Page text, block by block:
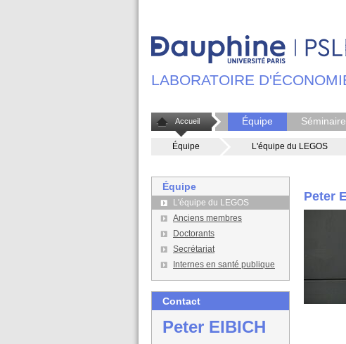
LABORATOIRE
Accueil Équipe Séminaire
Équipe L'équipe du LEGOS
Équipe
L'équipe du LEGOS
Anciens membres
Doctorants
Secrétariat
Internes en santé publique
Contact
Peter EIBICH
Peter